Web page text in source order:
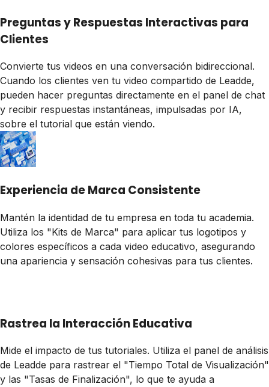
Preguntas y Respuestas Interactivas para
Clientes
Convierte tus videos en una conversación bidireccional.
Cuando los clientes ven tu video compartido de Leadde,
pueden hacer preguntas directamente en el panel de chat
y recibir respuestas instantáneas, impulsadas por IA,
sobre el tutorial que están viendo.
Experiencia de Marca Consistente
Mantén la identidad de tu empresa en toda tu academia.
Utiliza los "Kits de Marca" para aplicar tus logotipos y
colores específicos a cada video educativo, asegurando
una apariencia y sensación cohesivas para tus clientes.
Rastrea la Interacción Educativa
Mide el impacto de tus tutoriales. Utiliza el panel de análisis
de Leadde para rastrear el "Tiempo Total de Visualización"
y las "Tasas de Finalización", lo que te ayuda a